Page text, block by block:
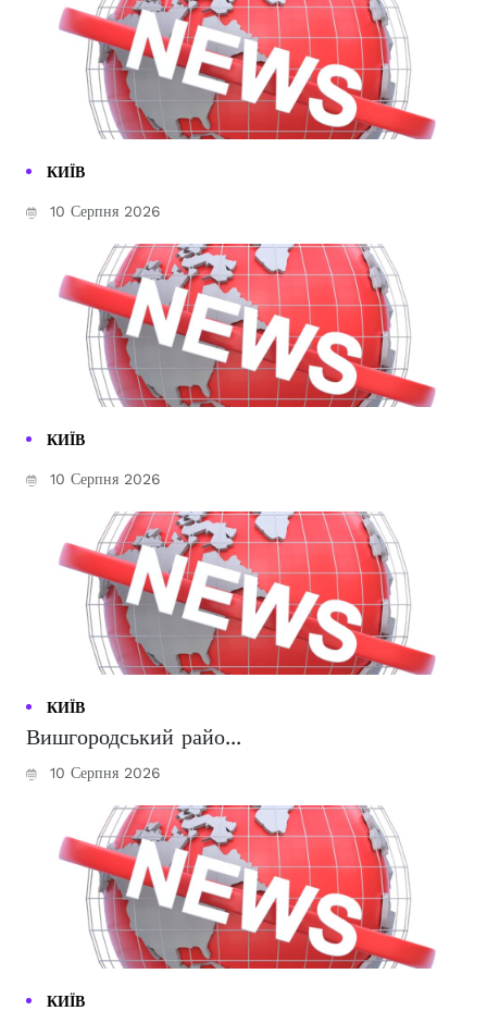
КИЇВ
10 Серпня 2026
КИЇВ
10 Серпня 2026
КИЇВ
Вишгородський райо...
10 Серпня 2026
КИЇВ